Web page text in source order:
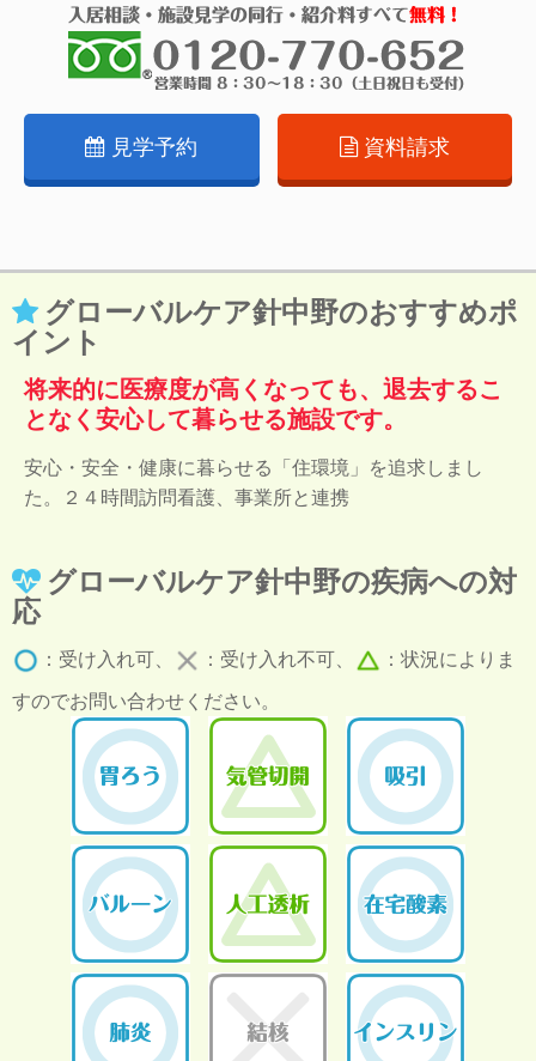
見学予約 資料請求
グローバルケア針中野のおすすめポ
イント
将来的に医療度が高くなっても、退去するこ
となく安心して暮らせる施設です。
安心・安全・健康に暮らせる「住環境」を追求しまし
た。２４時間訪問看護、事業所と連携
グローバルケア針中野の疾病への対
応
：受け入れ可、 ：受け入れ不可、
：状況によりま
すのでお問い合わせください。